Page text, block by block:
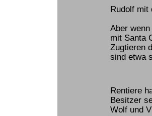
Rudolf mit
Aber
mit Santa
Zugtieren
sind etwa
Rentiere
Besitzer
Wolf und